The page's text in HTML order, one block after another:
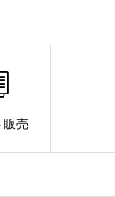
販売